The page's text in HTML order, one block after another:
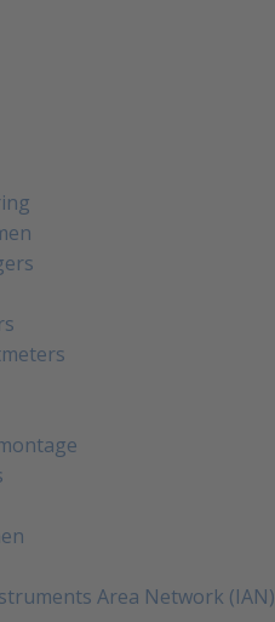
Area Network (IAN)